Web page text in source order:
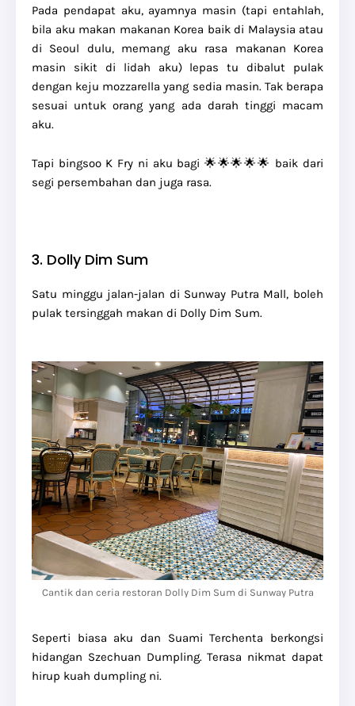
Pada pendapat aku, ayamnya masin (tapi entahlah,
bila aku makan makanan Korea baik di Malaysia atau
di Seoul dulu, memang aku rasa makanan Korea
masin sikit di lidah aku) lepas tu dibalut pulak
dengan keju mozzarella yang sedia masin. Tak berapa
sesuai untuk orang yang ada darah tinggi macam
aku.
Tapi bingsoo K Fry ni aku bagi 🌟🌟🌟🌟🌟 baik dari
segi persembahan dan juga rasa.
3. Dolly Dim Sum
Satu minggu jalan-jalan di Sunway Putra Mall, boleh
pulak tersinggah makan di Dolly Dim Sum.
Cantik dan ceria restoran Dolly Dim Sum di Sunway Putra
Seperti biasa aku dan Suami Terchenta berkongsi
hidangan Szechuan Dumpling. Terasa nikmat dapat
hirup kuah dumpling ni.